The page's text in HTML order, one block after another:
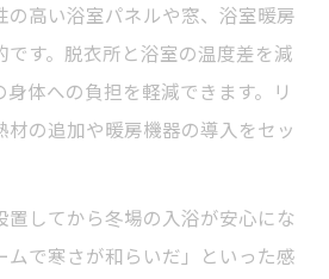
の高い浴室パネルや窓、浴室暖房
す。脱衣所と浴室の温度差を減
体への負担を軽減できます。リ
材の追加や暖房機器の導入をセッ
置してから冬場の入浴が安心にな
ムで寒さが和らいだ」といった感